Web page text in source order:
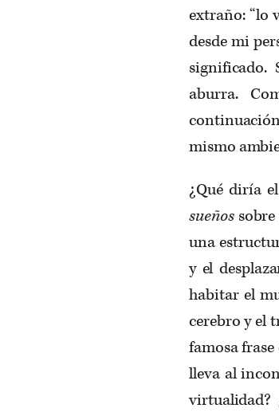
extraño: “lo
desde mi
significado.
aburra.
mismo
¿Qué diría
sueños
una
y el
habitar el
cerebro y el
famosa
lleva al